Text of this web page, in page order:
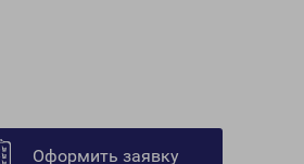
Оформить заявку